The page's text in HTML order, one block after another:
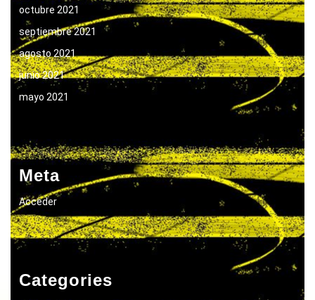
octubre 2021
septiembre 2021
agosto 2021
junio 2021
mayo 2021
Meta
Acceder
Categories